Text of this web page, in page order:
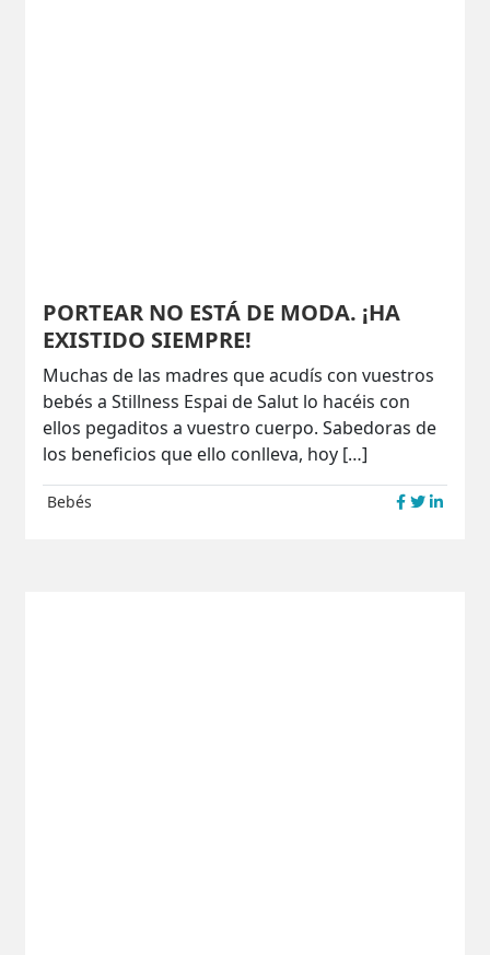
PORTEAR NO ESTÁ DE MODA. ¡HA
EXISTIDO SIEMPRE!
Muchas de las madres que acudís con vuestros
bebés a Stillness Espai de Salut lo hacéis con
ellos pegaditos a vuestro cuerpo. Sabedoras de
los beneficios que ello conlleva, hoy […]
Bebés